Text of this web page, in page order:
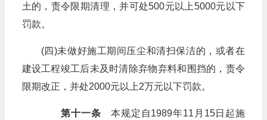
土的，责令限期清理，并可处500元以上5000元以下
罚款。
(四)未做好施工期间压尘和清扫保洁的，或者在
建设工程竣工后未及时清除弃物弃料和围挡的，责令
限期改正，并处2000元以上2万元以下罚款。
第十一条本规定自1989年11月15日起施